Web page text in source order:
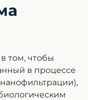
том, чтобы
в процессе